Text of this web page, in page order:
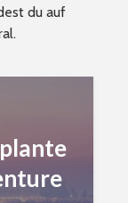
du auf